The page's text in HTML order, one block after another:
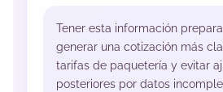
Tener esta información
generar una cotización más
tarifas de paquetería y evitar
posteriores por datos